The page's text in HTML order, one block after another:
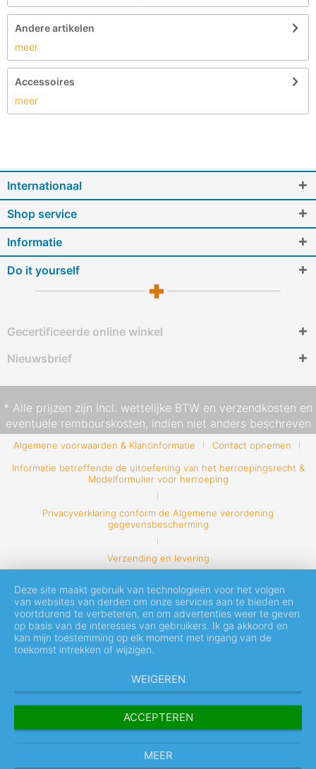
Andere artikelen
meer
Accessoires
meer
Internationaal
Shop service
Informatie
Do it yourself
Gecertificeerde online winkel
Nieuwsbrief
* Alle prijzen zijn incl. wettelijke BTW en verzendkosten en
eventuele rembourskosten, indien niet anders beschreven
Algemene voorwaarden & Klantinformatie
Contact opnemen
Informatie betreffende de uitoefening van het herroepingsrecht &
Modelformulier voor herroeping
Privacyverklaring conform de Algemene verordening
gegevensbescherming
Verzending en levering
Deze site maakt gebruik van technologieën voor het volgen
van websites van derden om onze services aan te bieden en
voortdurend te verbeteren, en om advertenties weer te geven
op basis van de interesses van gebruikers. Ik ga akkoord en
kan mijn toestemming op elk moment met ingang van de
toekomst intrekken of wijzigen.
WEIGEREN
ACCEPTEREN
MEER